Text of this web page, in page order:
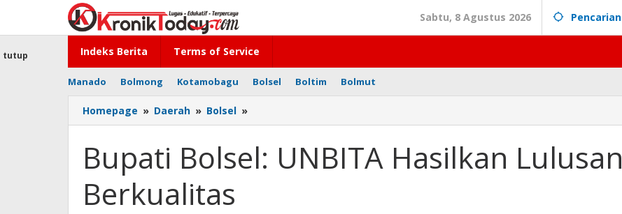
konten
Sabtu, 8 Agustus 2026 Pencarian
Indeks Berita Terms of Service
Manado Bolmong Kotamobagu Bolsel Boltim Bolmut
tutup
Homepage » Daerah » Bolsel »
Bolsel:
Hasilkan
Lulusan
Bupati Bolsel: UNBITA Hasilkan Lulusan
Berkualitas